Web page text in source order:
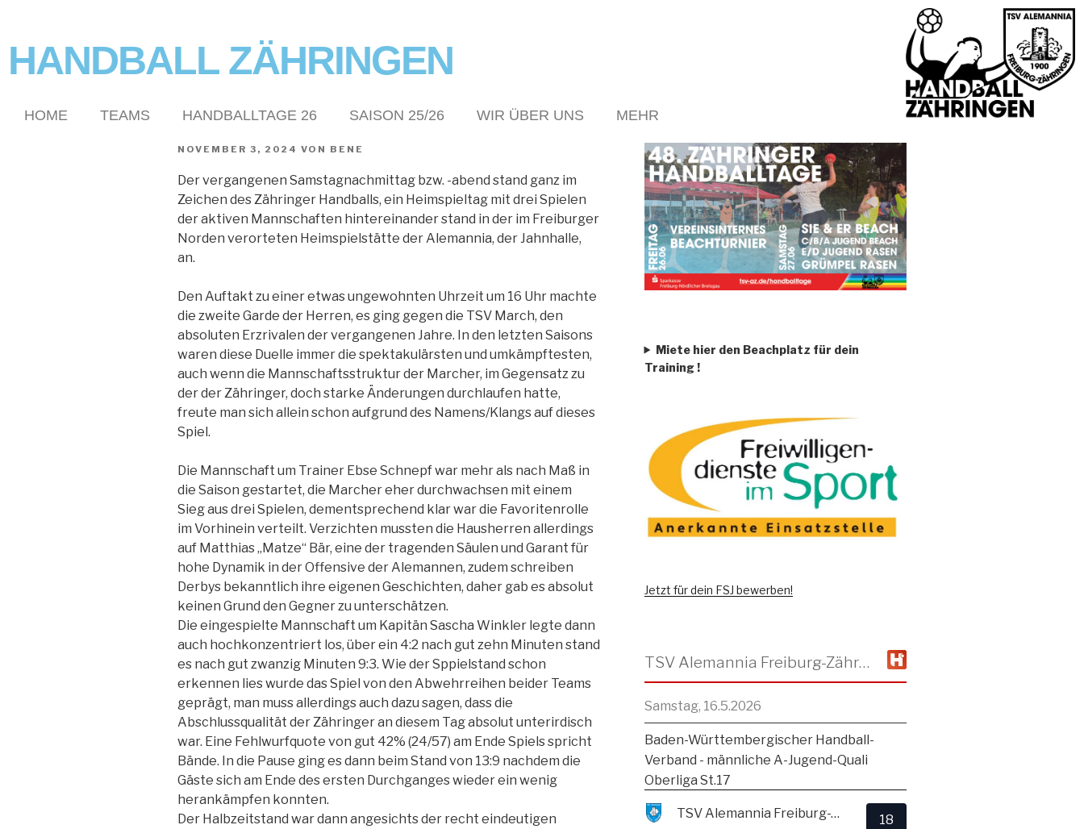
HANDBALL ZÄHRINGEN
HOME TEAMS HANDBALLTAGE 26 SAISON 25/26 WIR ÜBER UNS MEHR
NOVEMBER 3, 2024 VON BENE
Der vergangenen Samstagnachmittag bzw. -abend stand ganz im
Zeichen des Zähringer Handballs, ein Heimspieltag mit drei Spielen
der aktiven Mannschaften hintereinander stand in der im Freiburger
Norden verorteten Heimspielstätte der Alemannia, der Jahnhalle,
an.
Den Auftakt zu einer etwas ungewohnten Uhrzeit um 16 Uhr machte
die zweite Garde der Herren, es ging gegen die TSV March, den
absoluten Erzrivalen der vergangenen Jahre. In den letzten Saisons
waren diese Duelle immer die spektakulärsten und umkämpftesten,
auch wenn die Mannschaftsstruktur der Marcher, im Gegensatz zu
der der Zähringer, doch starke Änderungen durchlaufen hatte,
freute man sich allein schon aufgrund des Namens/Klangs auf dieses
Spiel.
Die Mannschaft um Trainer Ebse Schnepf war mehr als nach Maß in
die Saison gestartet, die Marcher eher durchwachsen mit einem
Sieg aus drei Spielen, dementsprechend klar war die Favoritenrolle
im Vorhinein verteilt. Verzichten mussten die Hausherren allerdings
auf Matthias „Matze“ Bär, eine der tragenden Säulen und Garant für
hohe Dynamik in der Offensive der Alemannen, zudem schreiben
Derbys bekanntlich ihre eigenen Geschichten, daher gab es absolut
keinen Grund den Gegner zu unterschätzen.
Die eingespielte Mannschaft um Kapitän Sascha Winkler legte dann
auch hochkonzentriert los, über ein 4:2 nach gut zehn Minuten stand
es nach gut zwanzig Minuten 9:3. Wie der Sppielstand schon
erkennen lies wurde das Spiel von den Abwehrreihen beider Teams
geprägt, man muss allerdings auch dazu sagen, dass die
Abschlussqualität der Zähringer an diesem Tag absolut unterirdisch
war. Eine Fehlwurfquote von gut 42% (24/57) am Ende Spiels spricht
Bände. In die Pause ging es dann beim Stand von 13:9 nachdem die
Gäste sich am Ende des ersten Durchganges wieder ein wenig
herankämpfen konnten.
Der Halbzeitstand war dann angesichts der recht eindeutigen
Miete hier den Beachplatz für dein
Training !
Jetzt für dein FSJ bewerben!
TSV Alemannia Freiburg-Zähringen
Samstag, 16.5.2026
Baden-Württembergischer Handball-
Verband - männliche A-Jugend-Quali
Oberliga St.17
TSV Alemannia Freiburg-Zähringen
18